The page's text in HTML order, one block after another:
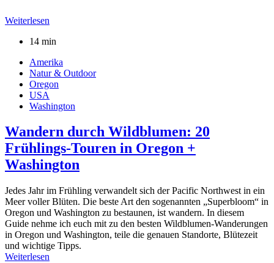
Weiterlesen
14 min
Amerika
Natur & Outdoor
Oregon
USA
Washington
Wandern durch Wildblumen: 20
Frühlings-Touren in Oregon +
Washington
Jedes Jahr im Frühling verwandelt sich der Pacific Northwest in ein
Meer voller Blüten. Die beste Art den sogenannten „Superbloom“ in
Oregon und Washington zu bestaunen, ist wandern. In diesem
Guide nehme ich euch mit zu den besten Wildblumen-Wanderungen
in Oregon und Washington, teile die genauen Standorte, Blütezeit
und wichtige Tipps.
Weiterlesen